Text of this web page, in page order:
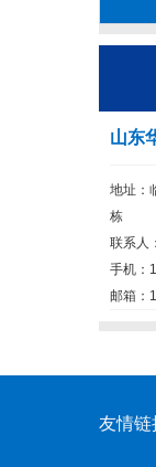
山东
地址：
栋
联系人
手机：
邮箱：
友情链